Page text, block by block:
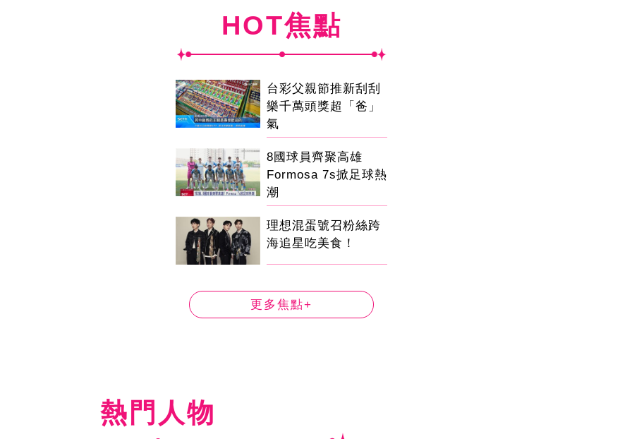
HOT焦點
台彩父親節推新刮刮
樂千萬頭獎超「爸」
氣
8國球員齊聚高雄
Formosa 7s掀足球熱
潮
理想混蛋號召粉絲跨
海追星吃美食！
更多焦點+
熱門人物